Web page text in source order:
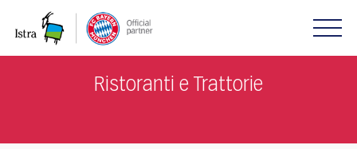
note:
Ristoranti e Trattorie